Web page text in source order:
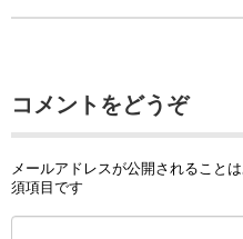
コメントをどうぞ
メールアドレスが公開されることは
須項目です